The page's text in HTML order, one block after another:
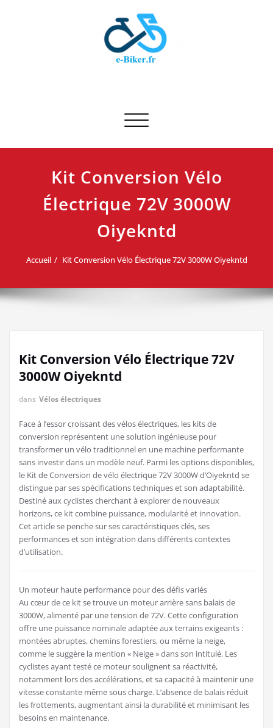
Afficher/masquer la navigation
Kit Conversion Vélo
Électrique 72V 3000W
Oiyekntd
Accueil Kit Conversion Vélo Électrique 72V 3000W Oiyekntd
Kit Conversion Vélo Électrique 72V
3000W Oiyekntd
dans Vélos électriques
Face à l’essor croissant des vélos électriques, les kits de
conversion représentent une solution ingénieuse pour
transformer un vélo traditionnel en une machine performante
sans investir dans un modèle neuf. Parmi les options disponibles,
le Kit de Conversion de vélo électrique 72V 3000W d’Oiyekntd se
distingue par ses spécifications techniques et son adaptabilité.
Destiné aux cyclistes cherchant à explorer de nouveaux
horizons, ce kit combine puissance, modularité et innovation.
Cet article se penche sur ses caractéristiques clés, ses
performances et son intégration dans différents contextes
d’utilisation.
Un moteur haute performance pour des défis variés
Au cœur de ce kit se trouve un moteur arrière sans balais de
3000W, alimenté par une tension de 72V. Cette configuration
offre une puissance nominale adaptée aux terrains exigeants :
montées abruptes, chemins forestiers, ou même la neige,
comme le suggère la mention « Neige » dans son intitulé. Les
cyclistes ayant testé ce moteur soulignent sa réactivité,
notamment lors des accélérations, et sa capacité à maintenir une
vitesse constante même sous charge. L’absence de balais réduit
les frottements, augmentant ainsi la durabilité et minimisant les
besoins en maintenance.